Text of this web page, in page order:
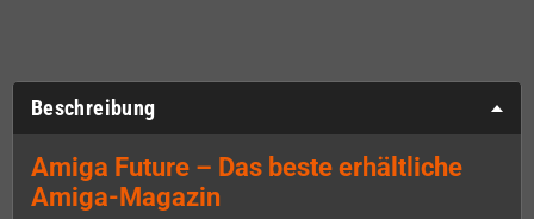
Beschreibung
Amiga Future – Das beste erhältliche
Amiga-Magazin